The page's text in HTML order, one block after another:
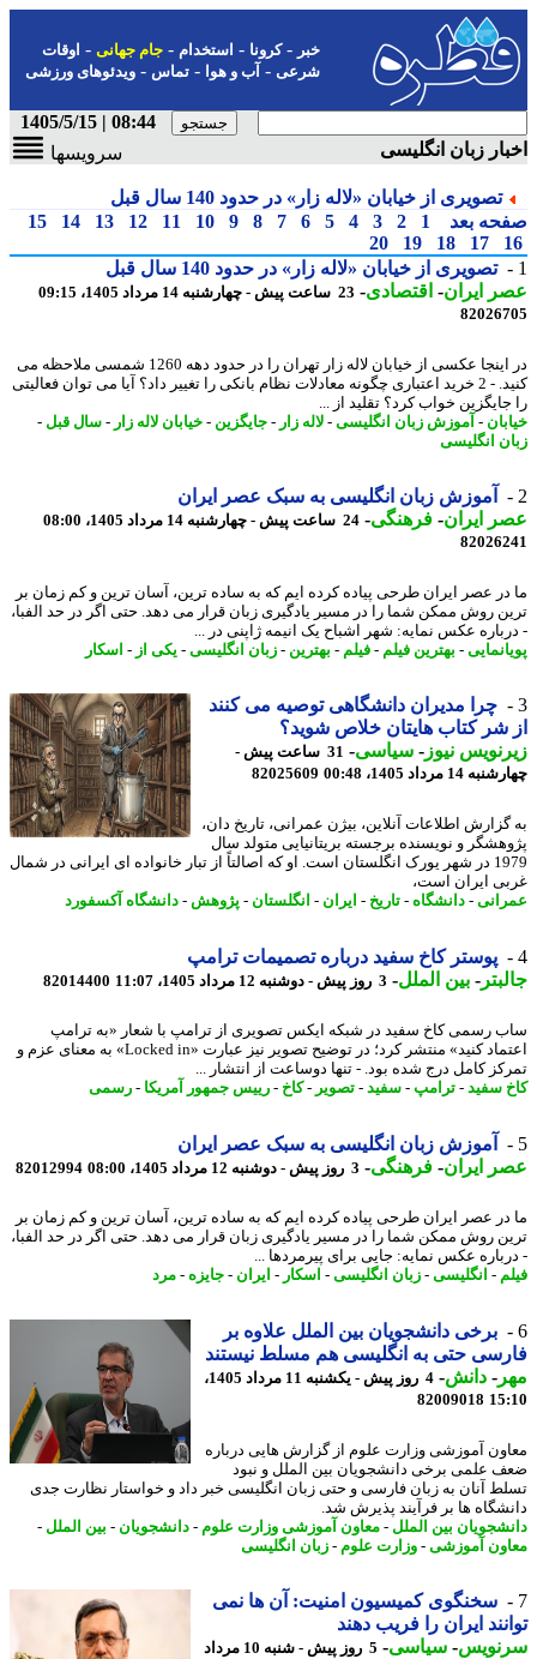
-کرونا-استخدام- جام جهانی-اوقات
شرعی-آب و هوا-تماس-ویدئوهای ورزشی
08:44 | 1405/5/15
زبان انگلیسی
سرویسها
تصویری از خیابان «لاله زار» در حدود 140 سال قبل
بعد
1
2
3
4
5
6
7
8
9
10
11
12
13
14
15
17
18
19
20
تصویری از خیابان «لاله زار» در حدود 140 سال قبل
ایران- اقتصادی-23 ساعت پیش - چهارشنبه 14 مرداد 1405، 09:15
در اینجا عکسی از خیابان لاله زار تهران را در حدود دهه 1260 شمسی ملاحظه می
کنید. - 2 خرید اعتباری چگونه معادلات نظام بانکی را تغییر داد؟ آیا می توان فعالیتی
خواب کرد؟ تقلید از ...
-آموزش زبان انگلیسی-لاله زار- جایگزین- خیابان لاله زار- سال قبل -
انگلیسی
آموزش زبان انگلیسی به سبک عصر ایران
ایران- فرهنگی-24 ساعت پیش - چهارشنبه 14 مرداد 1405، 08:00
عصر ایران طرحی پیاده کرده ایم که به ساده ترین، آسان ترین و کم زمان بر
روش ممکن شما را در مسیر یادگیری زبان قرار می دهد. حتی اگر در حد الفبا،
عکس نمایه: شهر اشباح یک انیمه ژاپنی در ...
-بهترین فیلم -فیلم -بهترین- زبان انگلیسی-یکی از-اسکار
چرا مدیران دانشگاهی توصیه می کنند
شر کتاب هایتان خلاص شوید؟
نیوز-سیاسی-
31 ساعت پیش -
مرداد 1405، 00:48
82025609
اطلاعات آنلاین، بیژن عمرانی، تاریخ دان،
و نویسنده برجسته بریتانیایی متولد سال
1979 در شهر یورک انگلستان است. او که اصالتاً از تبار خانواده ای ایرانی در شمال
ایران است،
- دانشگاه-تاریخ- ایران - انگلستان-پژوهش-دانشگاه آکسفورد
پوستر کاخ سفید درباره تصمیمات ترامپ
-بین الملل-3 روز پیش - دوشنبه 12 مرداد 1405، 11:07 82014400
رسمی کاخ سفید در شبکه ایکس تصویری از ترامپ با شعار «به ترامپ
اعتماد کنید» منتشر کرد؛ در توضیح تصویر نیز عبارت «Locked in» به معنای عزم و
کامل درج شده بود. - تنها دوساعت از انتشار ...
سفید-ترامپ -سفید-تصویر-کاخ-رییس جمهور آمریکا- رسمی
آموزش زبان انگلیسی به سبک عصر ایران
ایران- فرهنگی-3 روز پیش - دوشنبه 12 مرداد 1405، 08:00 82012994
عصر ایران طرحی پیاده کرده ایم که به ساده ترین، آسان ترین و کم زمان بر
روش ممکن شما را در مسیر یادگیری زبان قرار می دهد. حتی اگر در حد الفبا،
عکس نمایه: جایی برای پیرمردها ...
-انگلیسی-زبان انگلیسی-اسکار-ایران - جایزه-مرد
برخی دانشجویان بین الملل علاوه بر
حتی به انگلیسی هم مسلط نیستند
-دانش -
4 روز پیش - یکشنبه 11 مرداد 1405،
82009018
آموزشی وزارت علوم از گزارش هایی درباره
علمی برخی دانشجویان بین الملل و نبود
آنان به زبان فارسی و حتی زبان انگلیسی خبر داد و خواستار نظارت جدی
ها بر فرآیند پذیرش شد.
بین الملل-معاون آموزشی وزارت علوم-دانشجویان-بین الملل-
آموزشی -وزارت علوم-زبان انگلیسی
سخنگوی کمیسیون امنیت: آن ها نمی
ایران را فریب دهند
-سیاسی-
5 روز پیش - شنبه 10 مرداد